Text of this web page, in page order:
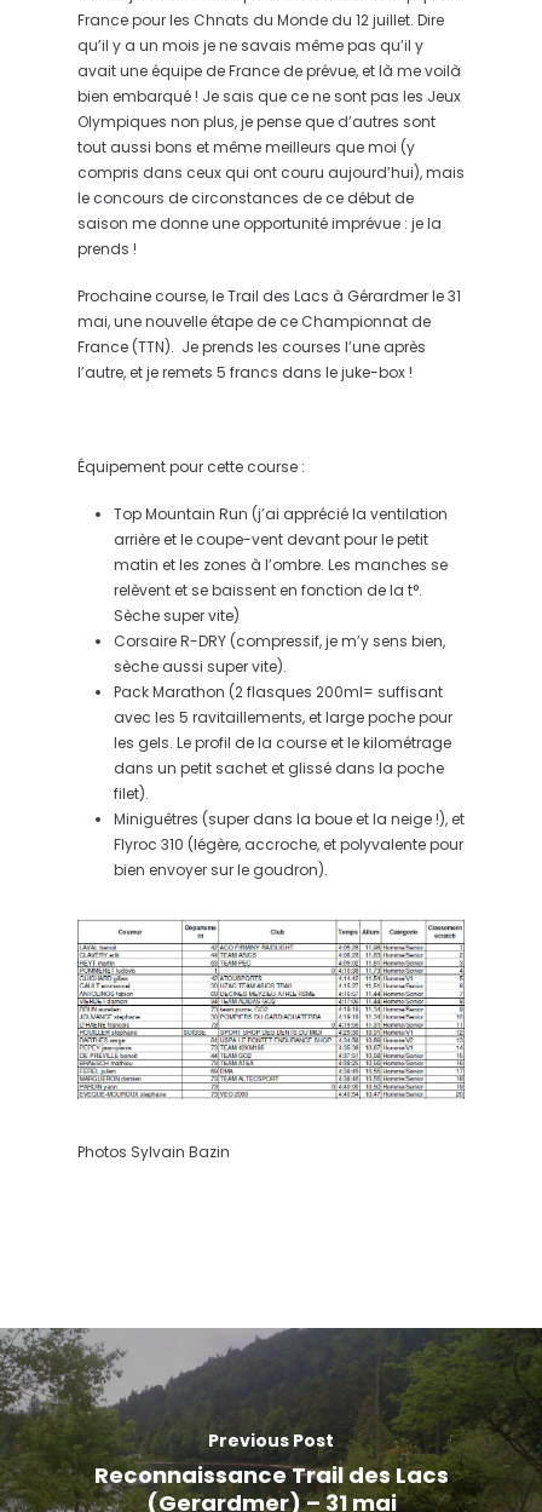
France pour les Chnats du Monde du 12 juillet. Dire
qu’il y a un mois je ne savais même pas qu’il y
avait une équipe de France de prévue, et là me voilà
bien embarqué ! Je sais que ce ne sont pas les Jeux
Olympiques non plus, je pense que d’autres sont
tout aussi bons et même meilleurs que moi (y
compris dans ceux qui ont couru aujourd’hui), mais
le concours de circonstances de ce début de
saison me donne une opportunité imprévue : je la
prends !
Prochaine course, le Trail des Lacs à Gérardmer le 31
mai, une nouvelle étape de ce Championnat de
France (TTN). Je prends les courses l’une après
l’autre, et je remets 5 francs dans le juke-box !
Équipement pour cette course :
Top Mountain Run (j’ai apprécié la ventilation
arrière et le coupe-vent devant pour le petit
matin et les zones à l’ombre. Les manches se
relèvent et se baissent en fonction de la t°.
Sèche super vite)
Corsaire R-DRY (compressif, je m’y sens bien,
sèche aussi super vite).
Pack Marathon (2 flasques 200ml= suffisant
avec les 5 ravitaillements, et large poche pour
les gels. Le profil de la course et le kilométrage
dans un petit sachet et glissé dans la poche
filet).
Miniguêtres (super dans la boue et la neige !), et
Flyroc 310 (légère, accroche, et polyvalente pour
bien envoyer sur le goudron).
Photos Sylvain Bazin
Previous Post
Reconnaissance Trail des Lacs
(Gerardmer) – 31 mai